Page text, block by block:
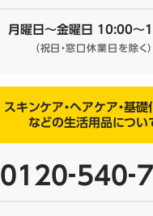
月曜日～金曜日 10:00～
（祝日・窓口休業日を除く）
スキンケア・ヘアケア・基礎
などの生活用品につい